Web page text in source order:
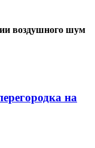
воздушного шум
на